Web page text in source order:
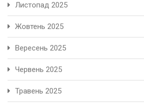
Листопад 2025
Жовтень 2025
Вересень 2025
Червень 2025
Травень 2025